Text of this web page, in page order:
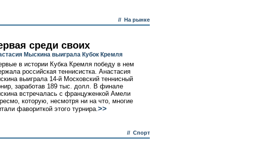
// На рынке
среди своих
Мыскина выиграла Кубок Кремля
в истории Кубка Кремля победу в нем
российская теннисистка. Анастасия
выиграла 14-й Московский теннисный
заработав 189 тыс. долл. В финале
встречалась с француженкой Амели
которую, несмотря ни на что, многие
фавориткой этого турнира.>>
// Спорт